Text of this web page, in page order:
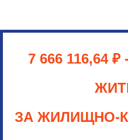
7 666 116,64 ₽
ЗА ЖИЛИЩНО-